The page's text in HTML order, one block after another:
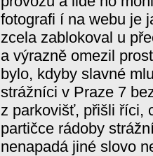
fotografi í na webu je
zcela zablokoval u
a výrazně omezil
bylo, kdyby slavné
strážníci v Praze 7
z parkovišť, přišli říci,
partičce rádoby
nenapadá jiné slovo